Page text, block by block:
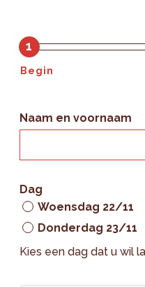
1
Begin
Naam en voornaam
Dag
Woensdag 22/11
Donderdag 23/11
Kies een dag dat u wil